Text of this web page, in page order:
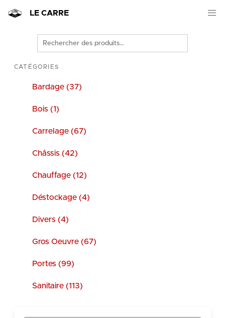
LE CARRE
Rechercher
des
produits
CATÉGORIES
Bardage (37)
Bois (1)
Carrelage (67)
Châssis (42)
Chauffage (12)
Déstockage (4)
Divers (4)
Gros Oeuvre (67)
Portes (99)
Sanitaire (113)